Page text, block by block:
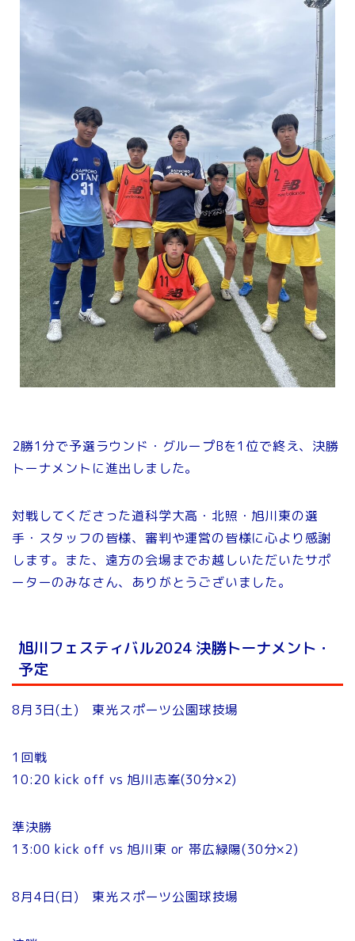
2勝1分で予選ラウンド・グループBを1位で終え、決勝
トーナメントに進出しました。
対戦してくださった道科学大高・北照・旭川東の選
手・スタッフの皆様、審判や運営の皆様に心より感謝
します。また、遠方の会場までお越しいただいたサポ
ーターのみなさん、ありがとうございました。
旭川フェスティバル2024 決勝トーナメント・
予定
8月3日(土) 東光スポーツ公園球技場
1回戦
10:20 kick off vs 旭川志峯(30分×2)
準決勝
13:00 kick off vs 旭川東 or 帯広緑陽(30分×2)
8月4日(日) 東光スポーツ公園球技場